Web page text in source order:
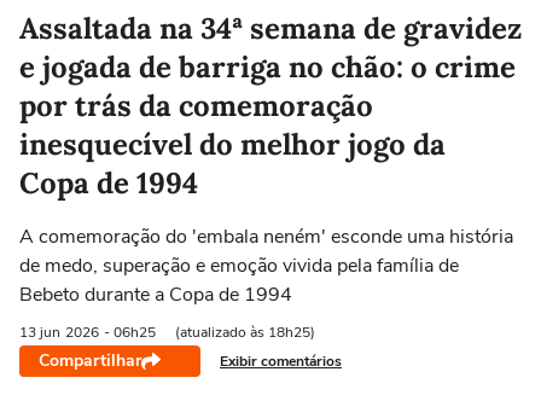
Selecione o time para ver as notícias
Assaltada na 34ª semana de gravidez
e jogada de barriga no chão: o crime
por trás da comemoração
inesquecível do melhor jogo da
Copa de 1994
A comemoração do 'embala neném' esconde uma história
de medo, superação e emoção vivida pela família de
Bebeto durante a Copa de 1994
13 jun 2026 - 06h25 (atualizado às 18h25)
Compartilhar Exibir comentários